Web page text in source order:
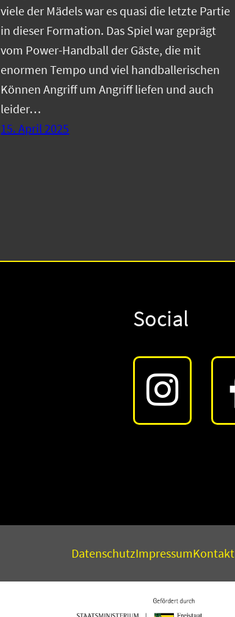
viele der Mädels war es quasi die letzte Partie
in dieser Formation. Das Spiel war geprägt
vom Power-Handball der Gäste, die mit
enormen Tempo und viel handballerischen
Können Angriff um Angriff liefen und auch
leider…
15. April 2025
Social
DatenschutzImpressumKontakt